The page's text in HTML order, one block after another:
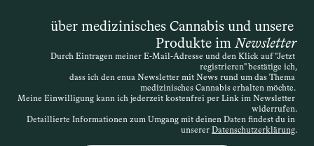
ist die Definition offen – entscheidend
ist, dass die Therapie medizinisch
nachvollziehbar begründet wird. Die
Verordnung kann daher sehr individuell
erfolgen. Wird der Antrag abgelehnt,
besteht die Möglichkeit des
über medizinisches Cannabis und unsere
Produkte im Newsletter
Durch Eintragen meiner E-Mail-Adresse und den Klick auf "Jetzt
registrieren" bestätige ich,
dass ich den enua Newsletter mit News rund um das Thema
medizinisches Cannabis erhalten möchte.
Meine Einwilligung kann ich jederzeit kostenfrei per Link im Newsletter
widerrufen.
Detaillierte Informationen zum Umgang mit deinen Daten findest du in
unserer Datenschutzerklärung.